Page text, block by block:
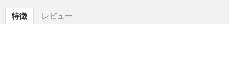
特徴 レビュー